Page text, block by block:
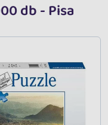
db - Pisa